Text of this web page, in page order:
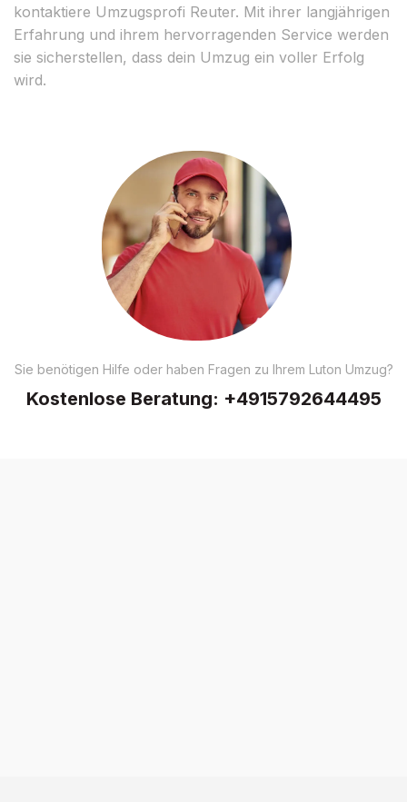
kontaktiere Umzugsprofi Reuter. Mit ihrer langjährigen
Erfahrung und ihrem hervorragenden Service werden
sie sicherstellen, dass dein Umzug ein voller Erfolg
wird.
Sie benötigen Hilfe oder haben Fragen zu Ihrem Luton Umzug?
Kostenlose Beratung: +4915792644495